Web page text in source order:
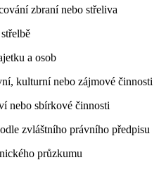
zbraní nebo střeliva
a osob
kulturní nebo zájmové činnosti
nebo sbírkové činnosti
zvláštního právního předpisu
průzkumu